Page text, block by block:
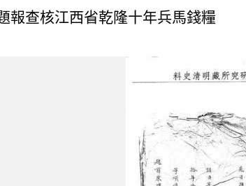
報查核江西省乾隆十年兵馬錢糧